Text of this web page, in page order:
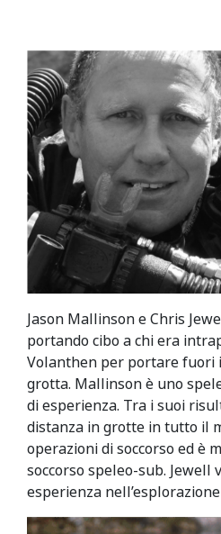
Jason Mallinson e Chris
portando cibo a chi era
Volanthen per portare fuori
grotta. Mallinson è uno
di esperienza. Tra i suoi
distanza in grotte in tutto il
operazioni di soccorso ed è
soccorso speleo-sub. Jewell
esperienza